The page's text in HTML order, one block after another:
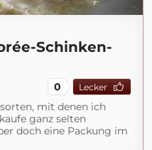
Schinken-
0 Lecker
mit denen ich
ganz selten
doch eine Packung im